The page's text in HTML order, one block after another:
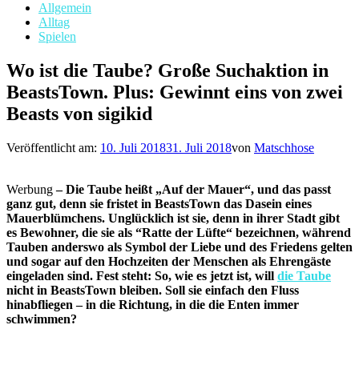
Allgemein
Alltag
Spielen
Wo ist die Taube? Große Suchaktion in
BeastsTown. Plus: Gewinnt eins von zwei
Beasts von sigikid
Veröffentlicht am: 10. Juli 201831. Juli 2018von Matschhose
Werbung– Die Taube heißt „Auf der Mauer“, und das passt
ganz gut, denn sie fristet in BeastsTown das Dasein eines
Mauerblümchens. Unglücklich ist sie, denn in ihrer Stadt gibt
es Bewohner, die sie als “Ratte der Lüfte“ bezeichnen, während
Tauben anderswo als Symbol der Liebe und des Friedens gelten
und sogar auf den Hochzeiten der Menschen als Ehrengäste
eingeladen sind. Fest steht: So, wie es jetzt ist, will die Taube
nicht in BeastsTown bleiben. Soll sie einfach den Fluss
hinabfliegen – in die Richtung, in die die Enten immer
schwimmen?